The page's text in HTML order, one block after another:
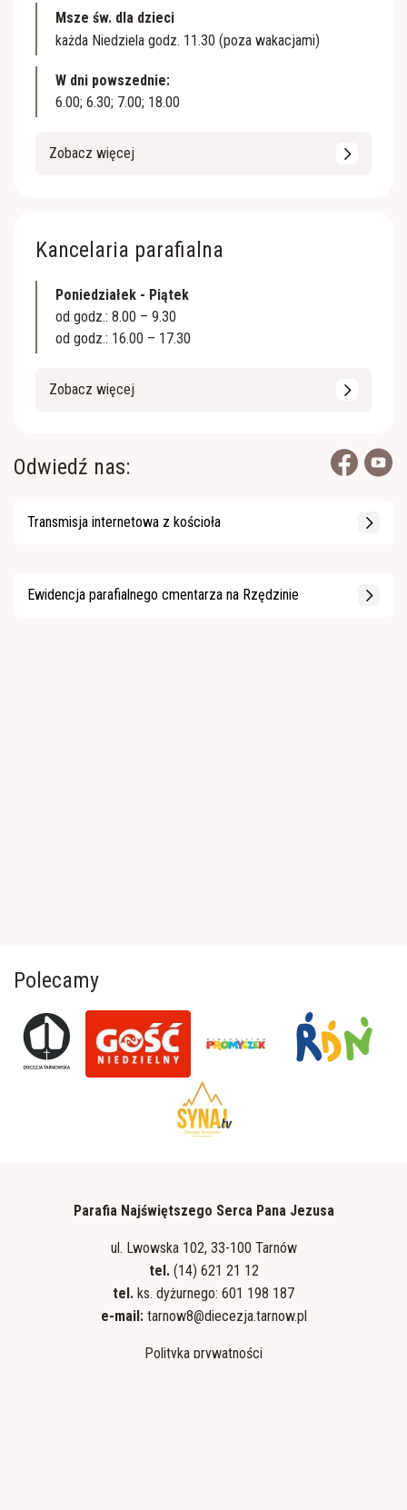
Msze św. dla dzieci
każda Niedziela godz. 11.30 (poza wakacjami)
W dni powszednie:
6.00; 6.30; 7.00; 18.00
Zobacz więcej
Kancelaria parafialna
Poniedziałek - Piątek
od godz.: 8.00 – 9.30
od godz.: 16.00 – 17.30
Zobacz więcej
Odwiedź nas:
Transmisja internetowa z kościoła
Ewidencja parafialnego cmentarza na Rzędzinie
Polecamy
Parafia Najświętszego Serca Pana Jezusa
ul. Lwowska 102, 33-100 Tarnów
tel. (14) 621 21 12
tel. ks. dyżurnego: 601 198 187
e-mail:tarnow8@diecezja.tarnow.pl
Polityka prywatności